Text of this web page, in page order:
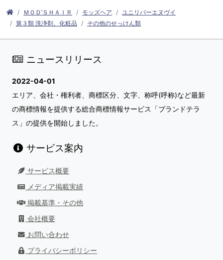
ＭＯＤ’ＳＨＡＩＲ モッズヘア
ユニリバーエヌヴイ
第３類 洗浄剤、化粧品
その他のせっけん類
ニュースリリース
2022-04-01
エリア、会社・権利者、商標区分、文字、称呼(呼称)など最新
の商標情報を提供する総合商標情報サービス「ブランドテラ
ス」の提供を開始しました。
サービス案内
サービス概要
メディア掲載実績
掲載基準・その他
会社概要
お問い合わせ
プライバシーポリシー